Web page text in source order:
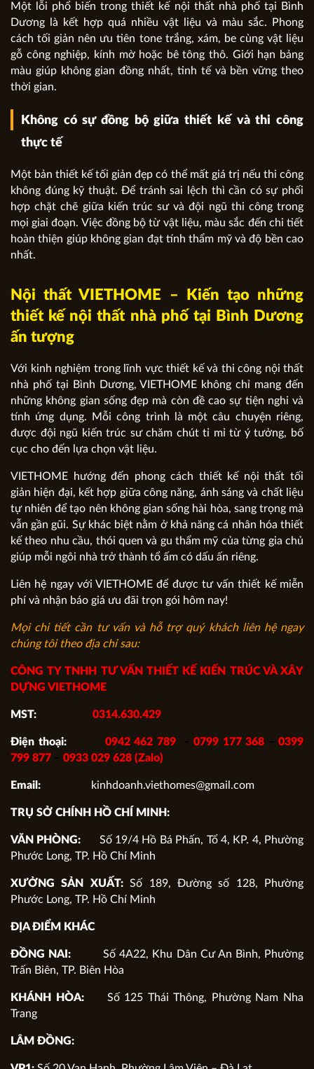
Một lỗi phổ biến trong thiết kế nội thất nhà phố tại Bình
Dương là kết hợp quá nhiều vật liệu và màu sắc. Phong
cách tối giản nên ưu tiên tone trắng, xám, be cùng vật liệu
gỗ công nghiệp, kính mờ hoặc bê tông thô. Giới hạn bảng
màu giúp không gian đồng nhất, tinh tế và bền vững theo
thời gian.
Không có sự đồng bộ giữa thiết kế và thi công
thực tế
Một bản thiết kế tối giản đẹp có thể mất giá trị nếu thi công
không đúng kỹ thuật. Để tránh sai lệch thì cần có sự phối
hợp chặt chẽ giữa kiến trúc sư và đội ngũ thi công trong
mọi giai đoạn. Việc đồng bộ từ vật liệu, màu sắc đến chi tiết
hoàn thiện giúp không gian đạt tính thẩm mỹ và độ bền cao
nhất.
Nội thất VIETHOME – Kiến tạo những
thiết kế nội thất nhà phố tại Bình Dương
ấn tượng
Với kinh nghiệm trong lĩnh vực thiết kế và thi công nội thất
nhà phố tại Bình Dương, VIETHOME không chỉ mang đến
những không gian sống đẹp mà còn đề cao sự tiện nghi và
tính ứng dụng. Mỗi công trình là một câu chuyện riêng,
được đội ngũ kiến trúc sư chăm chút tỉ mỉ từ ý tưởng, bố
cục cho đến lựa chọn vật liệu.
VIETHOME hướng đến phong cách thiết kế nội thất tối
giản hiện đại, kết hợp giữa công năng, ánh sáng và chất liệu
tự nhiên để tạo nên không gian sống hài hòa, sang trọng mà
vẫn gần gũi. Sự khác biệt nằm ở khả năng cá nhân hóa thiết
kế theo nhu cầu, thói quen và gu thẩm mỹ của từng gia chủ
giúp mỗi ngôi nhà trở thành tổ ấm có dấu ấn riêng.
Liên hệ ngay với VIETHOME để được tư vấn thiết kế miễn
phí và nhận báo giá ưu đãi trọn gói hôm nay!
Mọi chi tiết cần tư vấn và hỗ trợ quý khách liên hệ ngay
chúng tôi theo địa chỉ sau:
CÔNG TY TNHH TƯ VẤN THIẾT KẾ KIẾN TRÚC VÀ XÂY
DỰNG VIETHOME
MST: 0314.630.429
Điện thoại: 0942 462 789 – 0799 177 368 – 0399
799 877 – 0933 029 628 (Zalo)
Email: kinhdoanh.viethomes@gmail.com
TRỤ SỞ CHÍNH HỒ CHÍ MINH:
VĂN PHÒNG:
Số 19/4 Hồ Bá Phấn, Tổ 4, KP. 4, Phường
Phước Long, TP. Hồ Chí Minh
XƯỞNG SẢN XUẤT:Số 189, Đường số 128, Phường
Phước Long, TP. Hồ Chí Minh
ĐỊA ĐIỂM KHÁC
ĐỒNG NAI: Số 4A22, Khu Dân Cư An Bình, Phường
Trấn Biên, TP. Biên Hòa
KHÁNH HÒA: Số 125 Thái Thông, Phường Nam Nha
Trang
LÂM ĐỒNG: